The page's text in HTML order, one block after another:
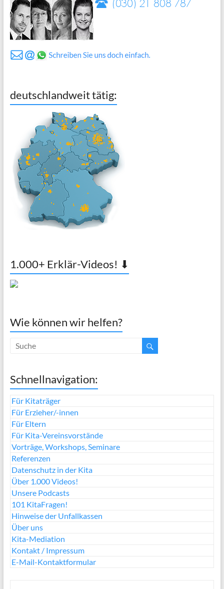
deutschlandweit tätig:
1.000+ Erklär-Videos! ⬇
Wie können wir helfen?
Schnellnavigation:
Für Kitaträger
Für Erzieher/-innen
Für Eltern
Für Kita-Vereinsvorstände
Vorträge, Workshops, Seminare
Referenzen
Datenschutz in der Kita
Über 1.000 Videos!
Unsere Podcasts
101 KitaFragen!
Hinweise der Unfallkassen
Über uns
Kita-Mediation
Kontakt / Impressum
E-Mail-Kontaktformular